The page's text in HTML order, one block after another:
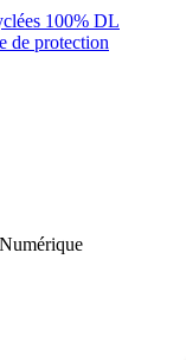
100% DL
de protection